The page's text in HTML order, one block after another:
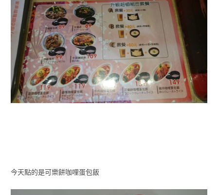
今天點的是可樂餅咖哩蛋包飯